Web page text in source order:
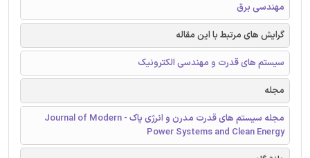
مهندسی برق
گرایش های مرتبط با این مقاله
سیستم های قدرت و مهندسی الکترونیک
مجله
مجله سیستم های قدرت مدرن و انرژی پاک - Journal of Modern
Power Systems and Clean Energy